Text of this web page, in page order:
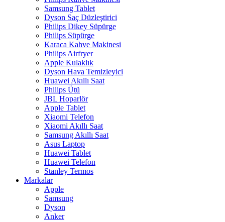
Samsung Tablet
Dyson Saç Düzleştirici
Philips Dikey Süpürge
Philips Süpürge
Karaca Kahve Makinesi
Philips Airfryer
Apple Kulaklık
Dyson Hava Temizleyici
Huawei Akıllı Saat
Philips Ütü
JBL Hoparlör
Apple Tablet
Xiaomi Telefon
Xiaomi Akıllı Saat
Samsung Akıllı Saat
Asus Laptop
Huawei Tablet
Huawei Telefon
Stanley Termos
Markalar
Apple
Samsung
Dyson
Anker